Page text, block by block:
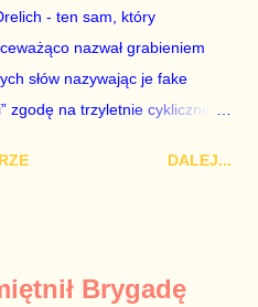
że Biedroń szkaluje
jak kiedyś Petru – ogłasza,
Schetyna nigdy tego nie
to droga donikąd, a
- ten sam, który
nazwał grabieniem
słów nazywając je fake
zgodę na trzyletnie cykliczne
sierpnia przed Stocznią
r. trwa w Polsce od dawna.
DALEJ...
Brygadę